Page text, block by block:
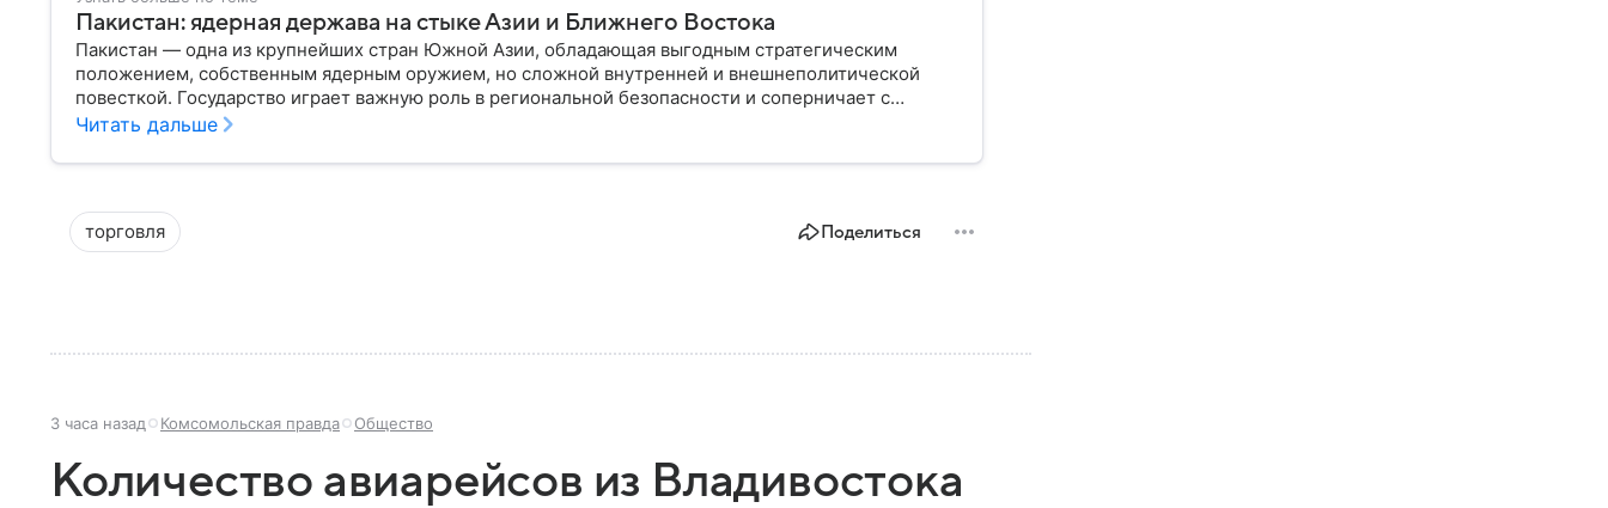
Пакистан: ядерная держава на стыке Азии и Ближнего Востока
Пакистан — одна из крупнейших стран Южной Азии, обладающая выгодным стратегическим
положением, собственным ядерным оружием, но сложной внутренней и внешнеполитической
повесткой. Государство играет важную роль в региональной безопасности и соперничает с
ближайшим соседом — Индией.
Читать дальше
торговля Поделиться
3 часа назад Комсомольская правда Общество
Количество авиарейсов из Владивостока